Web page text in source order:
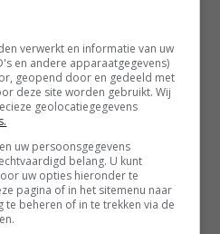
Bestrijk het brood met
en de mozzarella erover.
en Parmezaanse
Eindig met plakken kaas en
druk alles nog een
aluminiumfolie. Bak de
in de oven. Laat de taart
om op een schaal of
verwerkt en informatie van uw
en andere apparaatgegevens)
geopend door en gedeeld met
deze site worden gebruikt. Wij
geolocatiegegevens
uw persoonsgegevens
belang. U kunt
uw opties hieronder te
pagina of in het sitemenu naar
te beheren of in te trekken via de